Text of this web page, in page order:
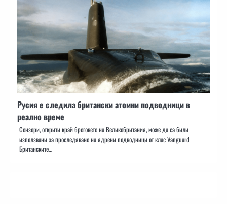
Русия е следила британски атомни подводници в
реално време
Сензори, открити край бреговете на Великобритания, може да са били
използвани за проследяване на ядрени подводници от клас Vanguard
Британските…